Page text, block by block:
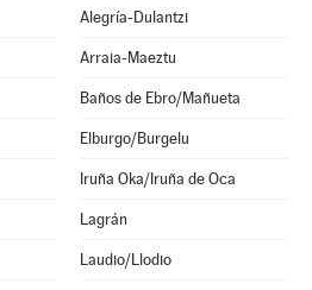
Alegría-Dulantzi
Arraia-Maeztu
Baños de Ebro/Mañueta
Elburgo/Burgelu
Iruña Oka/Iruña de Oca
Lagrán
Laudio/Llodio